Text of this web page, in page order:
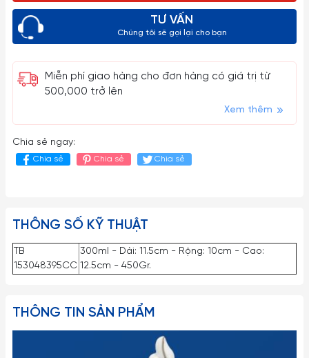
TƯ VẤN
Chúng tôi sẽ gọi lại cho bạn
Miễn phí giao hàng cho đơn hàng có giá trị từ
500,000 trở lên
Xem thêm
Chia sẻ ngay:
Chia sẻ Chia sẻ Chia sẻ
THÔNG SỐ KỸ THUẬT
TB
153048395CC
300ml - Dài: 11.5cm - Rộng: 10cm - Cao:
12.5cm - 450Gr.
THÔNG TIN SẢN PHẨM